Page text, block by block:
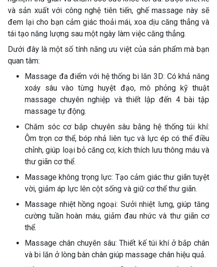
và sản xuất với công nghệ tiên tiến, ghế massage này sẽ
đem lại cho bạn cảm giác thoải mái, xoa dịu căng thẳng và
tái tạo năng lượng sau một ngày làm việc căng thẳng.
Dưới đây là một số tính năng ưu việt của sản phẩm mà bạn
quan tâm:
Massage đa điểm với hệ thống bi lăn 3D: Có khả năng
xoáy sâu vào từng huyệt đạo, mô phỏng kỹ thuật
massage chuyên nghiệp và thiết lập đến 4 bài tập
massage tự động.
Chăm sóc cơ bắp chuyên sâu bằng hệ thống túi khí:
Ôm trọn cơ thể, bóp nhả liên tục và lực ép có thể điều
chỉnh, giúp loại bỏ căng cơ, kích thích lưu thông máu và
thư giãn cơ thể.
Massage không trọng lực: Tạo cảm giác thư giãn tuyệt
vời, giảm áp lực lên cột sống và giữ cơ thể thư giãn.
Massage nhiệt hồng ngoại: Sưởi nhiệt lưng, giúp tăng
cường tuần hoàn máu, giảm đau nhức và thư giãn cơ
thể.
Massage chân chuyên sâu: Thiết kế túi khí ở bắp chân
và bi lăn ở lòng bàn chân giúp massage chân hiệu quả.